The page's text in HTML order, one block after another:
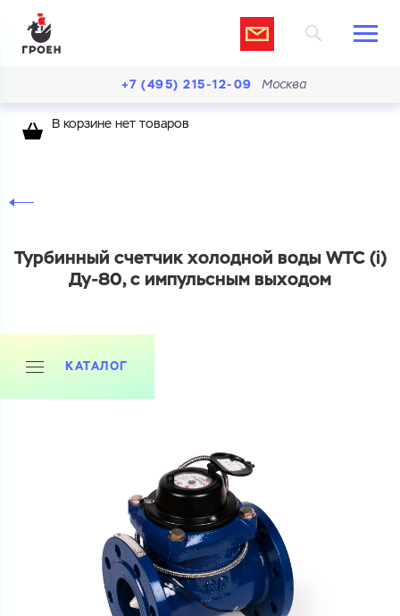
+7 (495) 215-12-09 Москва
В корзине нет товаров
Турбинный счетчик холодной воды WTC (i)
Ду-80, с импульсным выходом
КАТАЛОГ